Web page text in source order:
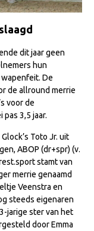
dit jaar geen
hun
De
de allround merrie
voor de
3,5 jaar.
Toto Jr. uit
ABOP (dr+spr) (v.
stamt van
merrie genaamd
Veenstra en
steeds eigenaren
jarige ster van het
door Emma